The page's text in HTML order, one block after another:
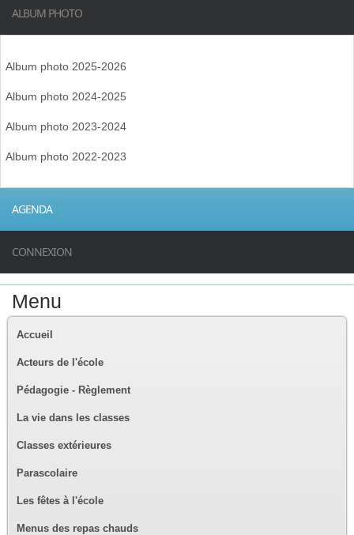
ALBUM PHOTO
Album photo 2025-2026
Album photo 2024-2025
Album photo 2023-2024
Album photo 2022-2023
AGENDA
CONNEXION
Menu
Accueil
Acteurs de l'école
Pédagogie - Règlement
La vie dans les classes
Classes extérieures
Parascolaire
Les fêtes à l'école
Menus des repas chauds